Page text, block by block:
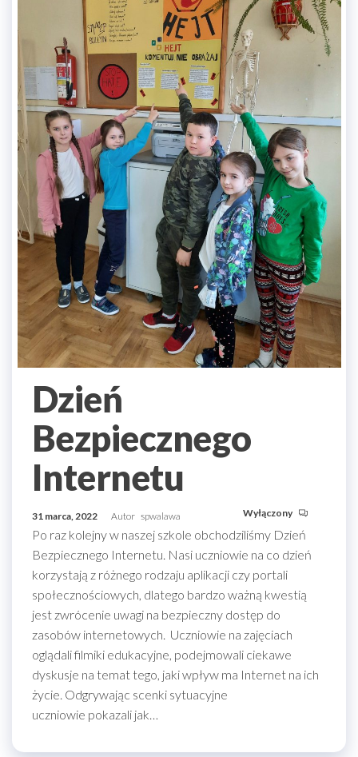
Dzień
Bezpiecznego
Internetu
31 marca, 2022 Autor spwalawa Wyłączony
Po raz kolejny w naszej szkole obchodziliśmy Dzień
Bezpiecznego Internetu. Nasi uczniowie na co dzień
korzystają z różnego rodzaju aplikacji czy portali
społecznościowych, dlatego bardzo ważną kwestią
jest zwrócenie uwagi na bezpieczny dostęp do
zasobów internetowych. Uczniowie na zajęciach
oglądali filmiki edukacyjne, podejmowali ciekawe
dyskusje na temat tego, jaki wpływ ma Internet na ich
życie. Odgrywając scenki sytuacyjne
uczniowie pokazali jak…